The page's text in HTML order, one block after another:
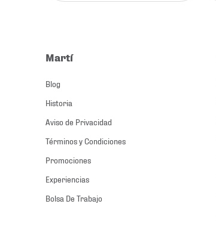
Martí
Blog
Historia
Aviso de Privacidad
Términos y Condiciones
Promociones
Experiencias
Bolsa De Trabajo